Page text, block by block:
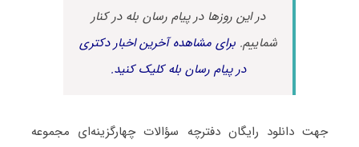
در این روزها در پیام رسان بله در کنار
شماییم.برای مشاهده آخرین اخبار دکتری
در پیام رسان بله کلیک کنید.
جهت دانلود رایگان دفترچه سؤالات چهارگزینه‌ای مجموعه